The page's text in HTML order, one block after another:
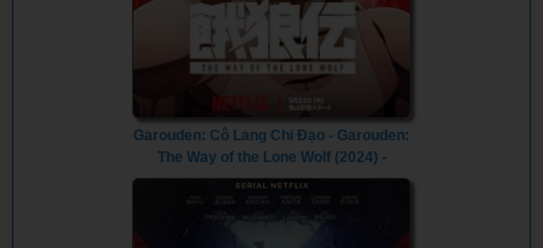
Garouden: Cô Lang Chi Đạo - Garouden:
The Way of the Lone Wolf (2024) -
Vietsub